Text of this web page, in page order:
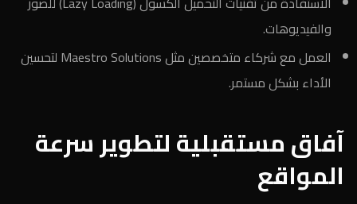
والفيديوهات.
العمل مع شركاء متخصصين مثل Maestro Solutions لتحسين
الأداء بشكل مستمر.
آفاق مستقبلية لتطوير سرعة
المواقع